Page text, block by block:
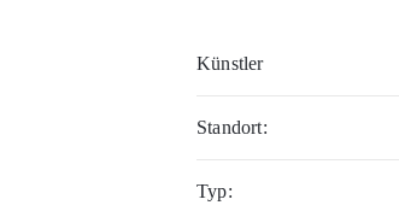
Künstler
Standort:
Typ: